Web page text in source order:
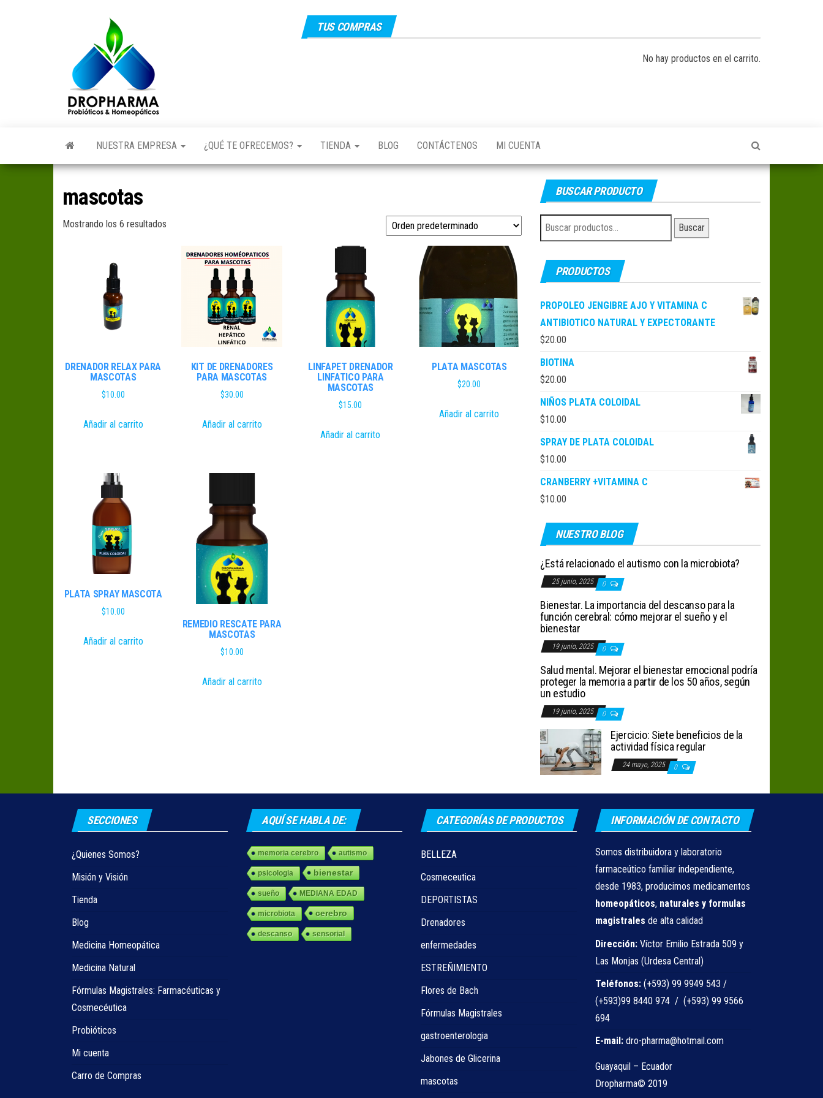
TUS COMPRAS
No hay productos en el carrito.
NUESTRA EMPRESA ¿QUÉ TE OFRECEMOS? TIENDA BLOG CONTÁCTENOS MI CUENTA
mascotas
Mostrando los 6 resultados
DRENADOR RELAX PARA
MASCOTAS
$10.00
Añadir al carrito
KIT DE DRENADORES
PARA MASCOTAS
$30.00
Añadir al carrito
LINFAPET DRENADOR
LINFATICO PARA
MASCOTAS
$15.00
Añadir al carrito
PLATA MASCOTAS
$20.00
Añadir al carrito
PLATA SPRAY MASCOTA
$10.00
Añadir al carrito
REMEDIO RESCATE PARA
MASCOTAS
$10.00
Añadir al carrito
BUSCAR PRODUCTO
Buscar
por:
Buscar
PRODUCTOS
PROPOLEO JENGIBRE AJO Y VITAMINA C
ANTIBIOTICO NATURAL Y EXPECTORANTE
$20.00
BIOTINA
$20.00
NIÑOS PLATA COLOIDAL
$10.00
SPRAY DE PLATA COLOIDAL
$10.00
CRANBERRY +VITAMINA C
$10.00
NUESTRO BLOG
¿Está relacionado el autismo con la microbiota?
25 junio, 2025 0
Bienestar. La importancia del descanso para la
función cerebral: cómo mejorar el sueño y el
bienestar
19 junio, 2025 0
Salud mental. Mejorar el bienestar emocional podría
proteger la memoria a partir de los 50 años, según
un estudio
19 junio, 2025 0
Ejercicio: Siete beneficios de la
actividad física regular
24 mayo, 2025 0
SECCIONES
¿Quienes Somos?
Misión y Visión
Tienda
Blog
Medicina Homeopática
Medicina Natural
Fórmulas Magistrales: Farmacéuticas y
Cosmecéutica
Probióticos
Mi cuenta
Carro de Compras
AQUÍ SE HABLA DE:
memoria cerebro autismo
psicologia bienestar
sueño MEDIANA EDAD
microbiota cerebro
descanso sensorial
CATEGORÍAS DE PRODUCTOS
BELLEZA
Cosmeceutica
DEPORTISTAS
Drenadores
enfermedades
ESTREÑIMIENTO
Flores de Bach
Fórmulas Magistrales
gastroenterologia
Jabones de Glicerina
mascotas
INFORMACIÓN DE CONTACTO
Somos distribuidora y laboratorio
farmaceútico familiar independiente,
desde 1983, producimos medicamentos
homeopáticos, naturales y formulas
magistrales de alta calidad
Dirección: Víctor Emilio Estrada 509 y
Las Monjas (Urdesa Central)
Teléfonos: (+593) 99 9949 543 /
(+593)99 8440 974 / (+593) 99 9566
694
E-mail: dro-pharma@hotmail.com
Guayaquil – Ecuador
Dropharma© 2019